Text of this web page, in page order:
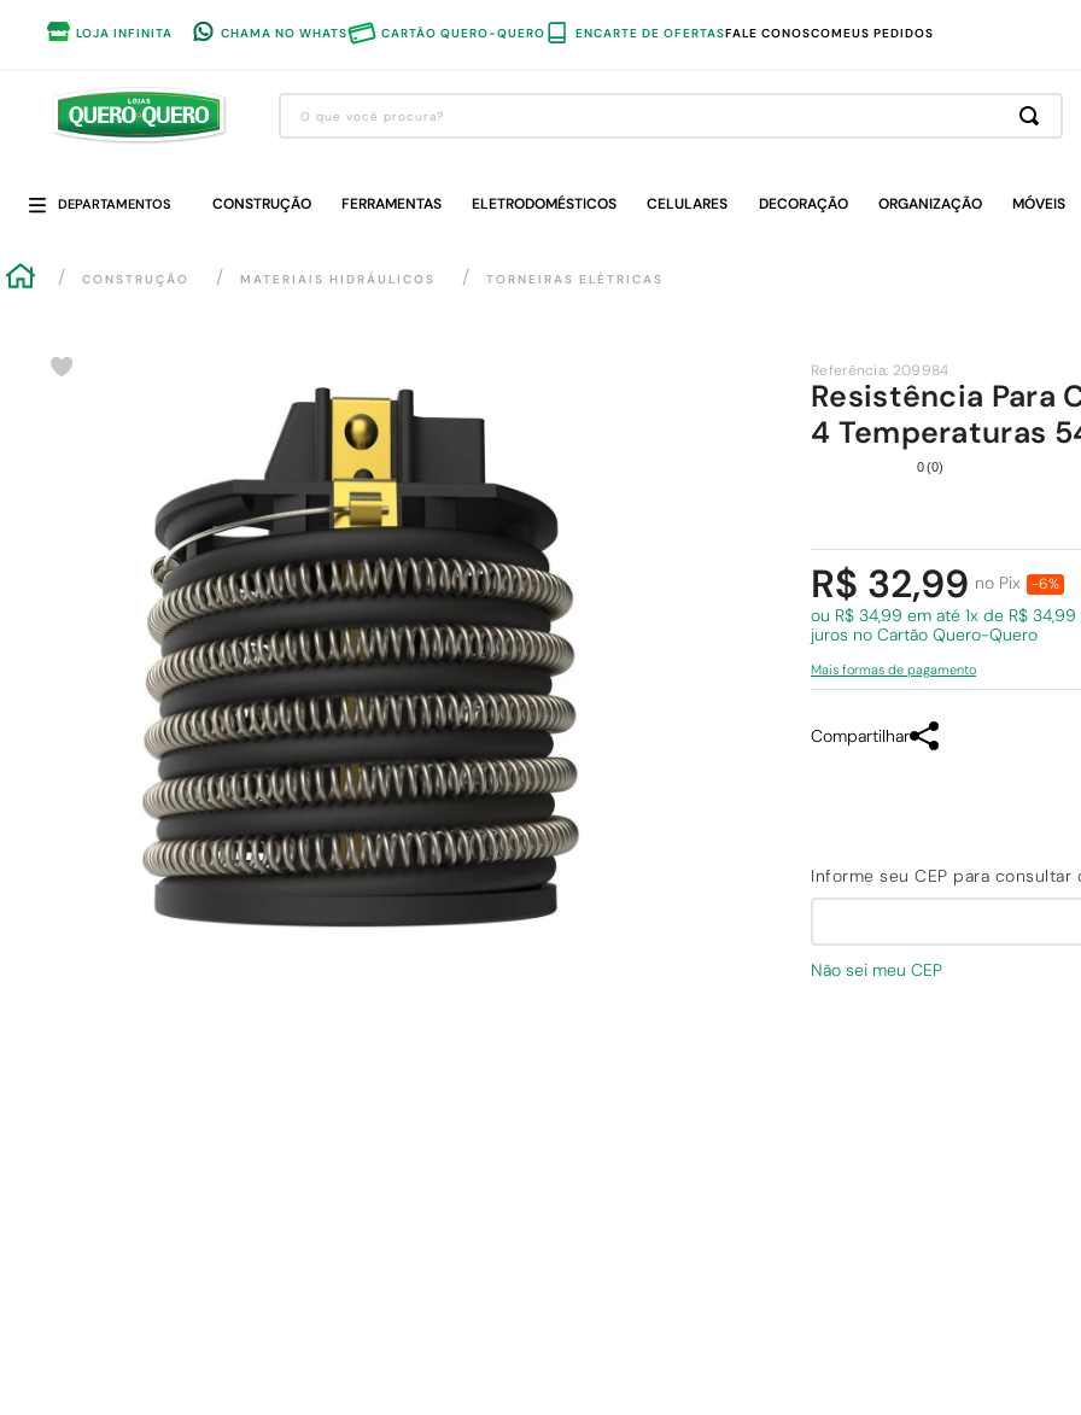
LOJA INFINITA CHAMA NO WHATS CARTÃO QUERO-QUERO ENCARTE DE OFERTASFALE CONOSCOMEUS PEDIDOS
O que você procura?
DEPARTAMENTOS CONSTRUÇÃO FERRAMENTAS ELETRODOMÉSTICOS CELULARES DECORAÇÃO ORGANIZAÇÃO MÓVEIS
CONSTRUÇÃO MATERIAIS HIDRÁULICOS TORNEIRAS ELÉTRICAS
Referência: 209984
Resistência Para
4 Temperaturas
0(0)
R$ 32,99 no Pix -6%
ou R$ 34,99 em até 1x de R$
juros no Cartão Quero-Quero
Mais formas de pagamento
Compartilhar
Não sei meu CEP
1º
guarda roupa
3º
piso cerâmica
6
forro pvc
8 º porta
comoda
10º chuveiro